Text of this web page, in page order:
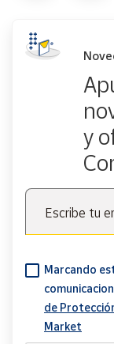
y
Escribe tu
Marcando
de
Market